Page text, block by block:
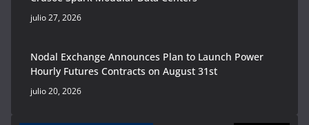
julio 27, 2026
Nodal Exchange Announces Plan to Launch Power
Hourly Futures Contracts on August 31st
julio 20, 2026